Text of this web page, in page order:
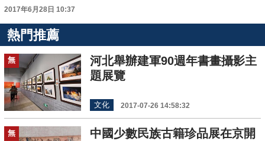
2017年6月28日 10:37
熱門推薦
無
河北舉辦建軍90週年書畫攝影主
題展覽
文化 2017-07-26 14:58:32
無
中國少數民族古籍珍品展在京開